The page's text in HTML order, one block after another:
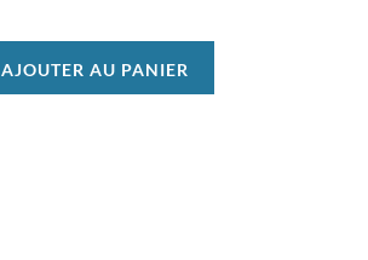
AJOUTER AU PANIER